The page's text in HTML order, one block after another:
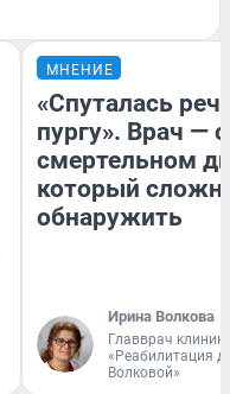
МНЕНИЕ
«Спуталась
пургу». Врач — о
смертельном
который
обнаружить
Ирина Волкова
Главврач
«Реабилитация
Волковой»